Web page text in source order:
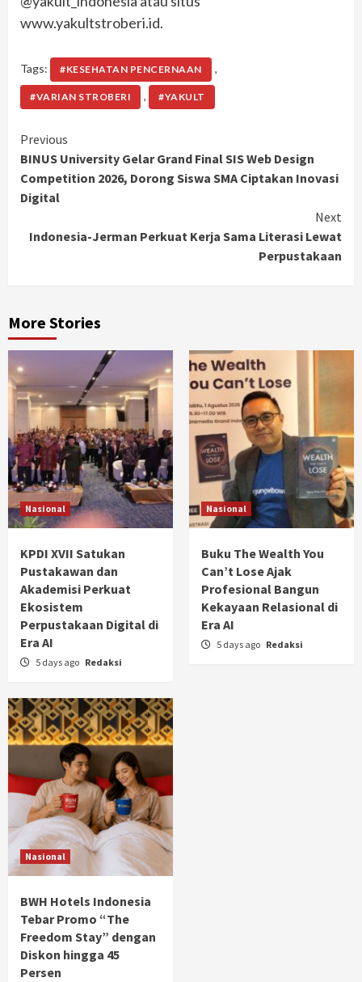
www.yakultstroberi.id.
Tags: #KESEHATAN PENCERNAAN ,
#VARIAN STROBERI , #YAKULT
Continue
Reading
Previous
BINUS University Gelar Grand Final SIS Web Design
Competition 2026, Dorong Siswa SMA Ciptakan Inovasi
Digital
Next
Indonesia-Jerman Perkuat Kerja Sama Literasi Lewat
Perpustakaan
More Stories
Nasional
KPDI XVII Satukan
Pustakawan dan
Akademisi Perkuat
Ekosistem
Perpustakaan Digital di
Era AI
5 days ago Redaksi
Nasional
Buku The Wealth You
Can’t Lose Ajak
Profesional Bangun
Kekayaan Relasional di
Era AI
5 days ago Redaksi
Nasional
BWH Hotels Indonesia
Tebar Promo “The
Freedom Stay” dengan
Diskon hingga 45
Persen